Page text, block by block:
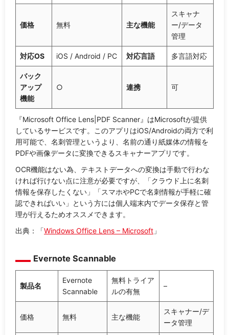
価格 無料 主な機能
スキャナ
ー/データ
管理
対応OS iOS / Android / PC 対応言語 多言語対応
バック
アップ
機能
○ 連携 可
『Microsoft Office Lens|PDF Scanner』はMicrosoftが提供
しているサービスです。このアプリはiOS/Androidの両方で利
用可能で、名刺管理というより、名前の通り紙媒体の情報を
PDFや画像データに変換できるスキャナーアプリです。
OCR機能はない為、テキストデータへの変換は手動で行わな
ければ行けない点に注意が必要ですが、「クラウド上に名刺
情報を保存したくない」「スマホやPCで名刺情報が手軽に確
認できればいい」という方には個人端末内でデータ保存と管
理が行えるためオススメできます。
出典：「Windows Office Lens – Microsoft 」
Evernote Scannable
製品名
Evernote
Scannable
無料トライア
ルの有無
–
価格 無料 主な機能
スキャナー/デ
ータ管理